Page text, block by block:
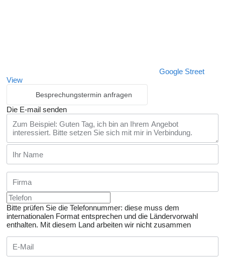
Google Street
View
Besprechungstermin anfragen
Die E-mail senden
Bitte prüfen Sie die Telefonnummer: diese muss dem
internationalen Format entsprechen und die Ländervorwahl
enthalten. Mit diesem Land arbeiten wir nicht zusammen